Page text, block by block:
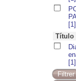
[1]
Título
[1]